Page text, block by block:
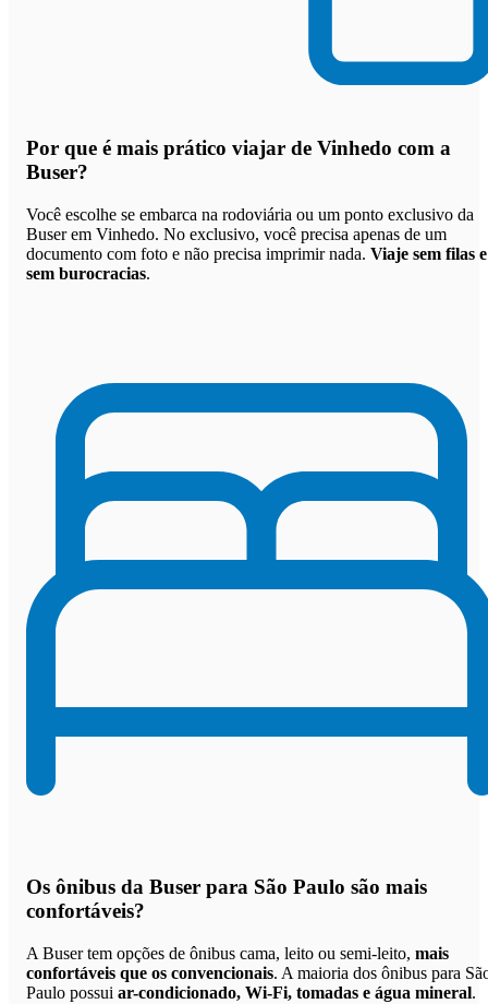
Por que é mais prático viajar de Vinhedo com a
Buser?
Você escolhe se embarca na rodoviária ou um ponto exclusivo da
Buser em Vinhedo. No exclusivo, você precisa apenas de um
documento com foto e não precisa imprimir nada. Viaje sem filas e
sem burocracias.
Os ônibus da Buser para São Paulo são mais
confortáveis?
A Buser tem opções de ônibus cama, leito ou semi-leito, mais
confortáveis que os convencionais. A maioria dos ônibus para
Paulo possui ar-condicionado, Wi-Fi, tomadas e água mineral.